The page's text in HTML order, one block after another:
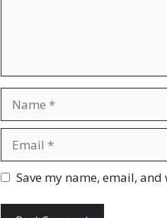
Website
Save my name, email,